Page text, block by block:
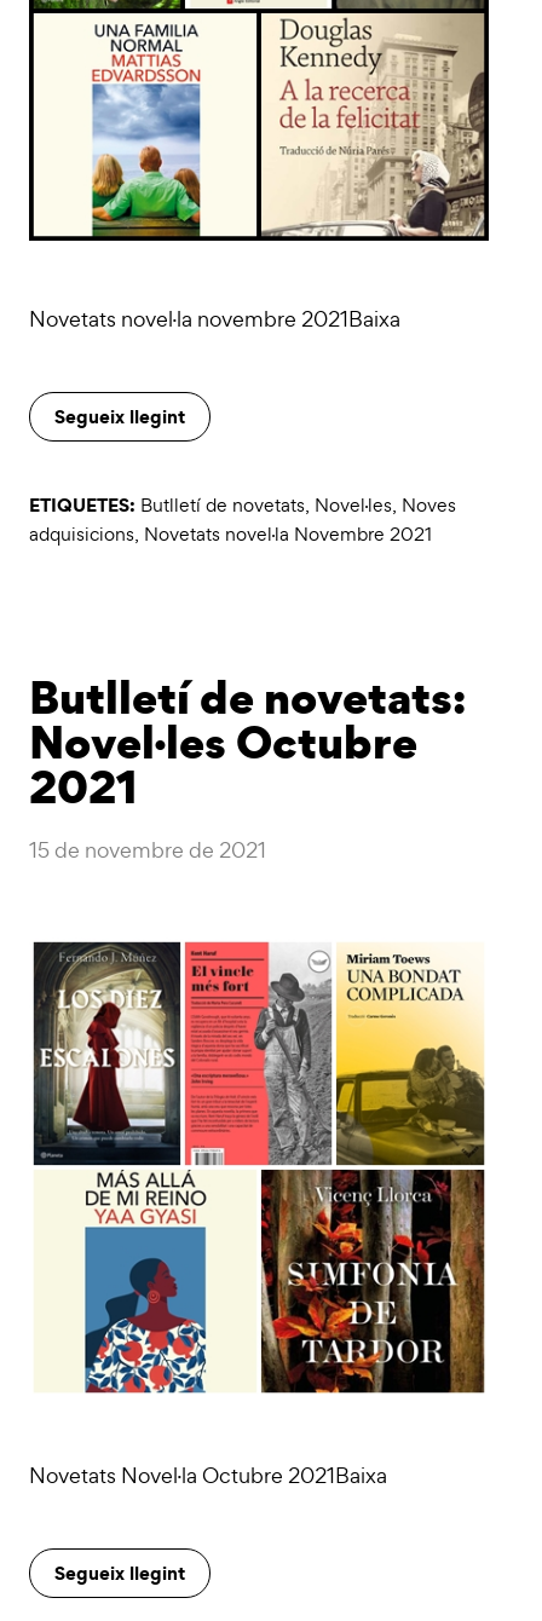
Novetats novel·la novembre 2021Baixa
Segueix llegint
ETIQUETES: Butlletí de novetats, Novel·les, Noves
adquisicions, Novetats novel·la Novembre 2021
Butlletí de novetats:
Novel·les Octubre
2021
15 de novembre de 2021
Novetats Novel·la Octubre 2021Baixa
Segueix llegint